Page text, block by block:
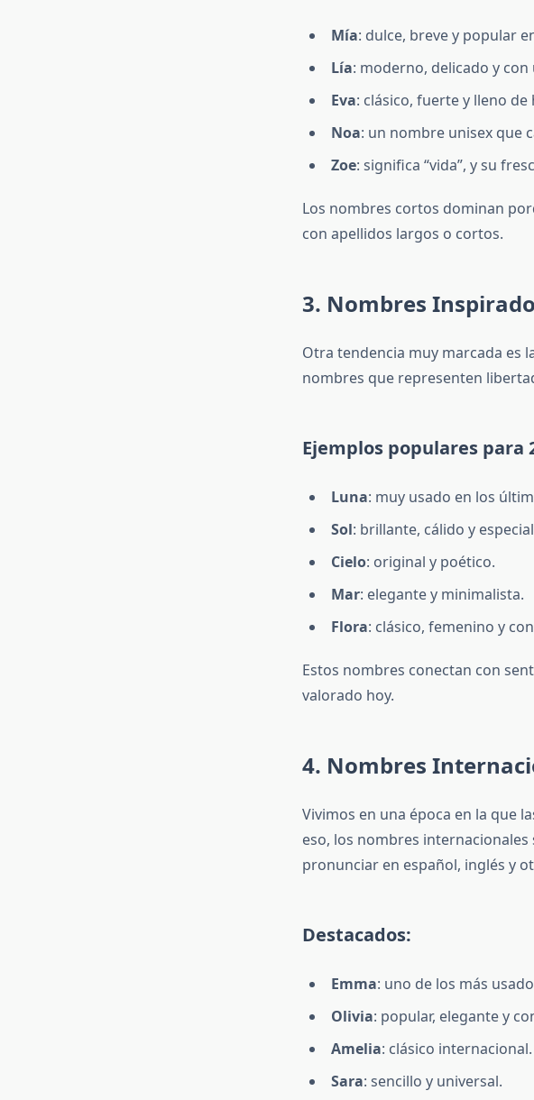
Mía: dulce, breve y popular
Lía: moderno, delicado y con
Eva: clásico, fuerte y lleno de
Noa: un nombre unisex que
Zoe: significa “vida”, y su
Los nombres cortos dominan
con apellidos largos o cortos.
3. Nombres
Otra tendencia muy marcada es
nombres que representen
Ejemplos populares para
Luna: muy usado en los
Sol: brillante, cálido y
Cielo: original y poético.
Mar: elegante y minimalista.
Flora: clásico, femenino y
Estos nombres conectan con
valorado hoy.
4. Nombres
Vivimos en una época en la que
eso, los nombres
pronunciar en español, inglés y
Destacados:
Emma: uno de los más
Olivia: popular, elegante y
Amelia: clásico internacional.
Sara: sencillo y universal.